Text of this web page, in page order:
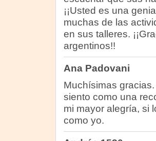
¡¡Usted es una
muchas de las
en sus talleres.
argentinos!!
Ana Padovani
Muchísimas
siento como una
mi mayor alegría, si
como yo.